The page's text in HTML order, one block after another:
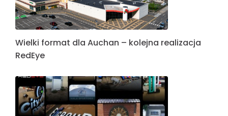
Wielki format dla Auchan – kolejna realizacja
RedEye